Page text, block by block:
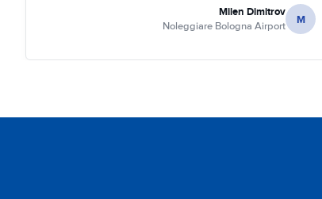
M
Milen Dimitrov
Noleggiare Bologna Airport